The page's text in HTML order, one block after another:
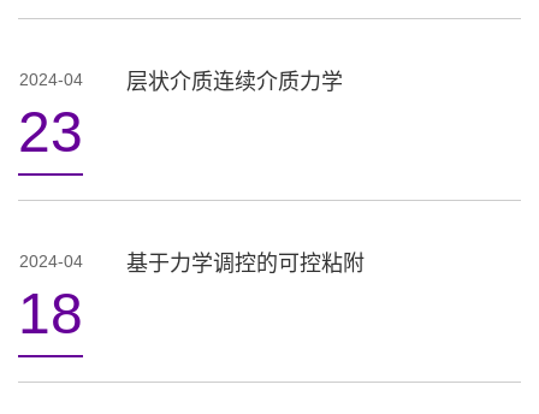
2024-04
23
层状介质连续介质力学
2024-04
18
基于力学调控的可控粘附